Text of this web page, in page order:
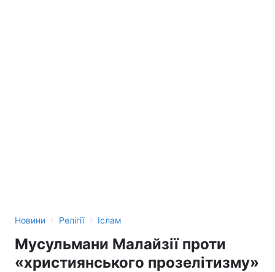
Новини › Релігії › Іслам
Мусульмани Малайзії проти
«християнського прозелітизму»